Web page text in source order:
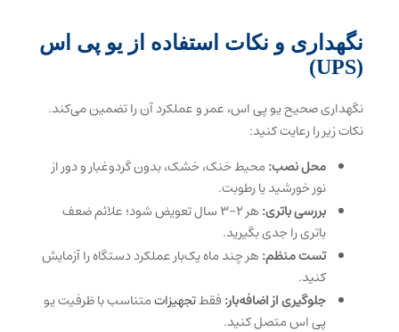
نگهداری و نکات استفاده از یو‌ پی‌ اس
(UPS)
نگهداری صحیح یو پی اس، عمر و عملکرد آن را تضمین می‌کند.
نکات زیر را رعایت کنید:
محل نصب: محیط خنک، خشک، بدون گردوغبار و دور از
نور خورشید یا رطوبت.
بررسی باتری:
هر 2-3 سال تعویض شود؛ علائم ضعف
باتری را جدی بگیرید.
تست منظم: هر چند ماه یک‌بار عملکرد دستگاه را آزمایش
کنید.
جلوگیری از اضافه‌بار: فقطتجهیزاتمتناسب با ظرفیت یو
پی اس متصل کنید.